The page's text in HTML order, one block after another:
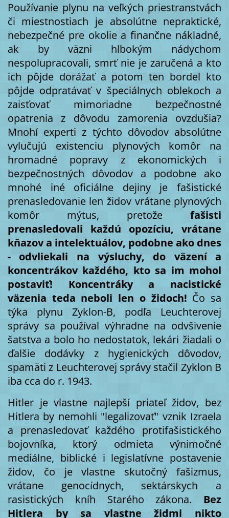
Používanie plynu na veľkých priestranstvách
či miestnostiach je absolútne nepraktické,
nebezpečné pre okolie a finančne nákladné,
ak by väzni hlbokým nádychom
nespolupracovali, smrť nie je zaručená a kto
ich pôjde dorážať a potom ten bordel kto
pôjde odpratávať v špeciálnych oblekoch a
zaisťovať mimoriadne bezpečnostné
opatrenia z dôvodu zamorenia ovzdušia?
Mnohí experti z týchto dôvodov absolútne
vylučujú existenciu plynových komôr na
hromadné popravy z ekonomických i
bezpečnostných dôvodov a podobne ako
mnohé iné oficiálne dejiny je fašistické
prenasledovanie len židov vrátane plynových
komôr mýtus, pretožefašisti
prenasledovali každú opozíciu, vrátane
kňazov a intelektuálov, podobne ako dnes
- odvliekali na výsluchy, do väzení a
koncentrákov každého, kto sa im mohol
postaviť!
Koncentráky a nacistické
väzenia teda neboli len o židoch! Čo sa
týka plynu Zyklon-B, podľa Leuchterovej
správy sa používal výhradne na odvšivenie
šatstva a bolo ho nedostatok, lekári žiadali o
ďalšie dodávky z hygienických dôvodov,
spamäti z Leuchterovej správy stačil Zyklon B
iba cca do r. 1943.
Hitler je vlastne najlepší priateľ židov, bez
Hitlera by nemohli "legalizovať" vznik Izraela
a prenasledovať každého protifašistického
bojovníka, ktorý odmieta výnimočné
mediálne, biblické i legislatívne postavenie
židov, čo je vlastne skutočný fašizmus,
vrátane genocídnych, sektárskych a
rasistických kníh Starého zákona. Bez
Hitlera by sa vlastne židmi nikto